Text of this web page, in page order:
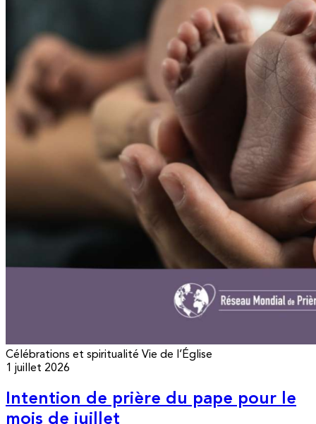
Célébrations et spiritualité Vie de l’Église
1 juillet 2026
Intention de prière du pape pour le
mois de juillet